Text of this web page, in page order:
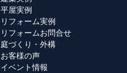
平屋実例
リフォーム実例
リフォームお問合せ
庭づくり・外構
お客様の声
イベント情報